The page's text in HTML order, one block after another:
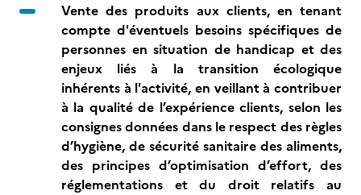
Vente des produits aux clients, en tenant
compte d'éventuels besoins spécifiques de
personnes en situation de handicap et des
enjeux liés à la transition écologique
inhérents à l'activité, en veillant à contribuer
à la qualité de l’expérience clients, selon les
consignes données dans le respect des règles
d’hygiène, de sécurité sanitaire des aliments,
des principes d’optimisation d’effort, des
réglementations et du droit relatifs au